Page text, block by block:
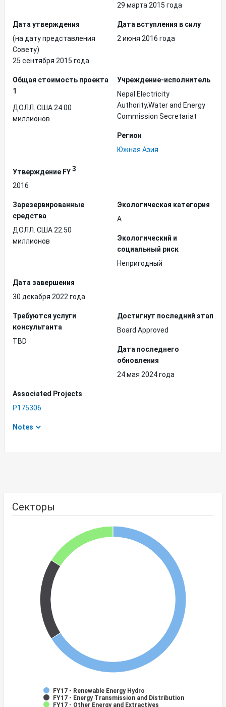
29 марта 2015 года
Дата утверждения
(на дату представления
Совету)
25 сентября 2015 года
Дата вступления в силу
2 июня 2016 года
Общая стоимость проекта
1
ДОЛЛ. США 24.00
миллионов
Учреждение-исполнитель
Nepal Electricity
Authority,Water and Energy
Commission Secretariat
Регион
Южная Азия
Утверждение FY3
2016
Зарезервированные
средства
ДОЛЛ. США 22.50
миллионов
Экологическая категория
A
Экологический и
социальный риск
Непригодный
Дата завершения
30 декабря 2022 года
Требуются услуги
консультанта
TBD
Достигнут последний этап
Board Approved
Дата последнего
обновления
24 мая 2024 года
Associated Projects
P175306
Notes
Секторы
FY17 - Renewable Energy Hydro
FY17 - Energy Transmission and Distribution
FY17 - Other Energy and Extractives